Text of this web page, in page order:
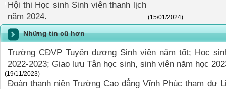
Hội thi Học sinh Sinh viên thanh lịch
năm 2024.
(15/01/2024)
Những tin cũ hơn
Trường CĐVP Tuyên dương Sinh viên năm tốt; Học
2022-2023; Giao lưu Tân học sinh, sinh viên năm học
(19/11/2023)
Đoàn thanh niên Trường Cao đẳng Vĩnh Phúc tham dự